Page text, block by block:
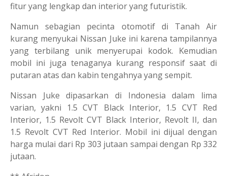
fitur yang lengkap dan interior yang futuristik.
Namun sebagian pecinta otomotif di Tanah Air
kurang menyukai Nissan Juke ini karena tampilannya
yang terbilang unik menyerupai kodok. Kemudian
mobil ini juga tenaganya kurang responsif saat di
putaran atas dan kabin tengahnya yang sempit.
Nissan Juke dipasarkan di Indonesia dalam lima
varian, yakni 1.5 CVT Black Interior, 1.5 CVT Red
Interior, 1.5 Revolt CVT Black Interior, Revolt II, dan
1.5 Revolt CVT Red Interior. Mobil ini dijual dengan
harga mulai dari Rp 303 jutaan sampai dengan Rp 332
jutaan.